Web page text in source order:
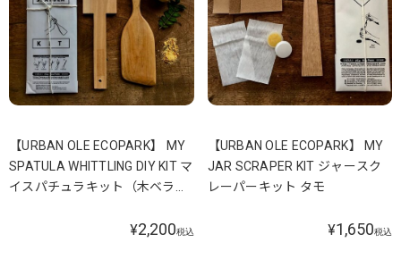
【URBAN OLE ECOPARK】 MY
SPATULA WHITTLING DIY KIT マ
イスパチュラキット（木ベラ）
¥2,200税込
【URBAN OLE ECOPARK】 MY
JAR SCRAPER KIT ジャースク
レーパーキット タモ
¥1,650税込